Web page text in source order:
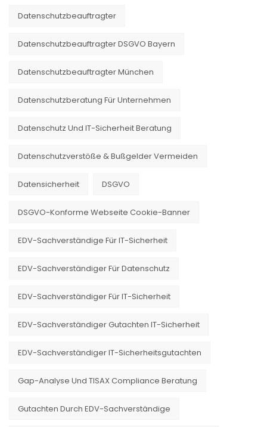
Datenschutzbeauftragter
Datenschutzbeauftragter DSGVO Bayern
Datenschutzbeauftragter München
Datenschutzberatung Für Unternehmen
Datenschutz Und IT-Sicherheit Beratung
Datenschutzverstöße & Bußgelder Vermeiden
Datensicherheit DSGVO
DSGVO-Konforme Webseite Cookie-Banner
EDV-Sachverständige Für IT-Sicherheit
EDV-Sachverständiger Für Datenschutz
EDV-Sachverständiger Für IT-Sicherheit
EDV-Sachverständiger Gutachten IT-Sicherheit
EDV-Sachverständiger IT-Sicherheitsgutachten
Gap-Analyse Und TISAX Compliance Beratung
Gutachten Durch EDV-Sachverständige